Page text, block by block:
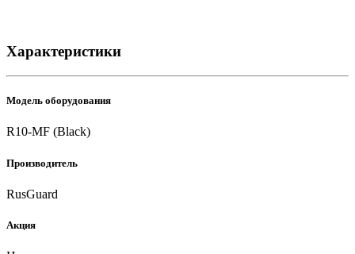
Характеристики
Модель оборудования
R10-MF (Black)
Производитель
RusGuard
Акция